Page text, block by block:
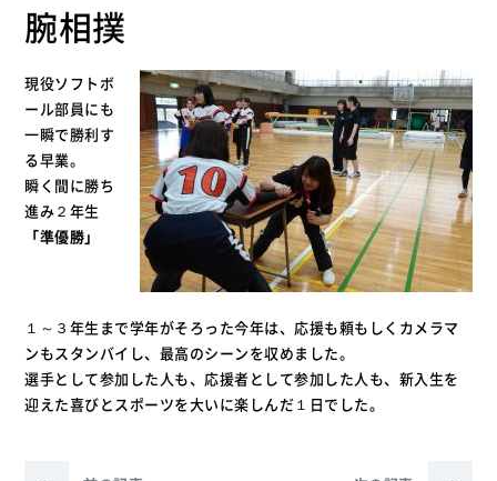
腕相撲
現役ソフトボ
ール部員にも
一瞬で勝利す
る早業。
瞬く間に勝ち
進み２年生
「準優勝」
１～３年生まで学年がそろった今年は、応援も頼もしくカメラマ
ンもスタンバイし、最高のシーンを収めました。
選手として参加した人も、応援者として参加した人も、新入生を
迎えた喜びとスポーツを大いに楽しんだ１日でした。